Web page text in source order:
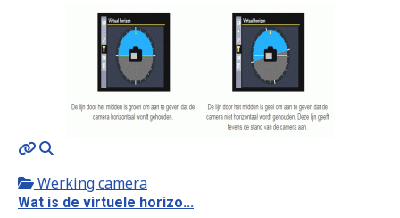
MOD_JTCS_VIEW_ARTICLE_LINK
Werking camera
Wat is de virtuele horizo...